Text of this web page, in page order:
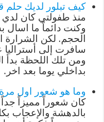
كيف تبلور لديك حلم
منذ طفولتي كان لدي
وكنت دائماً ما
الحجم. لكن الشرارة
ومن تلك اللحظة بدأ
بداخلي يوما بعد اخر.
وما هو شعور اول
كان شعوراً مميزاً
بالدهشة والإعجاب